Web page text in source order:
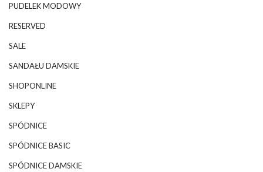
PUDELEK MODOWY
RESERVED
SALE
SANDAŁU DAMSKIE
SHOPONLINE
SKLEPY
SPÓDNICE
SPÓDNICE BASIC
SPÓDNICE DAMSKIE